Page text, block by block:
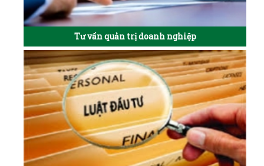
Tư vấn quản trị doanh nghiệp